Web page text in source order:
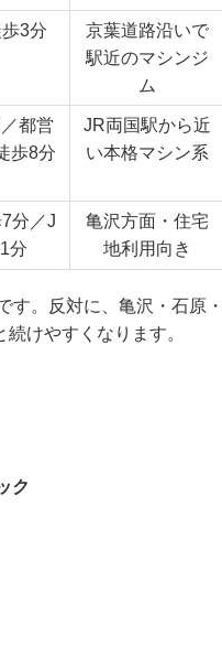
3分
京葉道路沿いで
駅近のマシンジ
ム
都営
歩8分
JR両国駅から近
い本格マシン系
分／J
分
亀沢方面・住宅
地利用向き
す。反対に、亀沢・石原・
続けやすくなります。
ク